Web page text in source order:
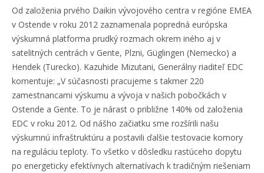
Od založenia prvého Daikin vývojového centra v regióne EMEA
v Ostende v roku 2012 zaznamenala popredná európska
výskumná platforma prudký rozmach okrem iného aj v
satelitných centrách v Gente, Plzni, Güglingen (Nemecko) a
Hendek (Turecko). Kazuhide Mizutani, Generálny riaditeľ EDC
komentuje: „V súčasnosti pracujeme s takmer 220
zamestnancami výskumu a vývoja v našich pobočkách v
Ostende a Gente. To je nárast o približne 140% od založenia
EDC v roku 2012. Od nášho začiatku sme rozšírili našu
výskumnú infraštruktúru a postavili ďalšie testovacie komory
na reguláciu teploty. To všetko v dôsledku rastúceho dopytu
po energeticky efektívnych alternatívach k tradičným riešeniam